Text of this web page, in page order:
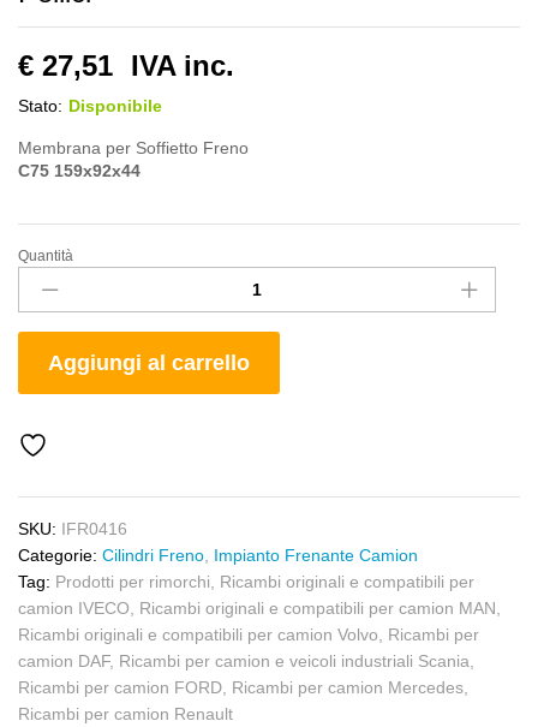
€ 27,51 IVA inc.
Stato: Disponibile
Membrana per Soffietto Freno
C75 159x92x44
Membrana
Soffietto
Freno
Pollici
Quantità
Aggiungi al carrello
SKU: IFR0416
Categorie: Cilindri Freno Impianto Frenante Camion
Tag: Prodotti per rimorchi
Ricambi originali e compatibili per
camion IVECO
Ricambi originali e compatibili per camion MAN
Ricambi originali e compatibili per camion Volvo
Ricambi per
camion DAF, Ricambi per camion e veicoli industriali Scania
Ricambi per camion FORD Ricambi per camion Mercedes
Ricambi per camion Renault